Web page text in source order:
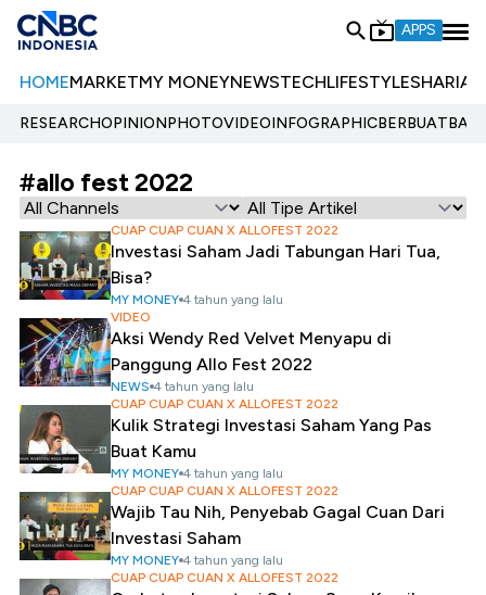
APPS
HOMEMARKETMY MONEYNEWSTECHLIFESTYLESHARIA
RESEARCHOPINIONPHOTOVIDEOINFOGRAPHIC
#allo fest 2022
CUAP CUAP CUAN X ALLOFEST 2022
Investasi Saham Jadi Tabungan Hari Tua,
Bisa?
MY MONEY 4 tahun yang lalu
VIDEO
Aksi Wendy Red Velvet Menyapu di
Panggung Allo Fest 2022
NEWS 4 tahun yang lalu
CUAP CUAP CUAN X ALLOFEST 2022
Kulik Strategi Investasi Saham Yang Pas
Buat Kamu
MY MONEY 4 tahun yang lalu
CUAP CUAP CUAN X ALLOFEST 2022
Wajib Tau Nih, Penyebab Gagal Cuan Dari
Investasi Saham
MY MONEY 4 tahun yang lalu
CUAP CUAP CUAN X ALLOFEST 2022